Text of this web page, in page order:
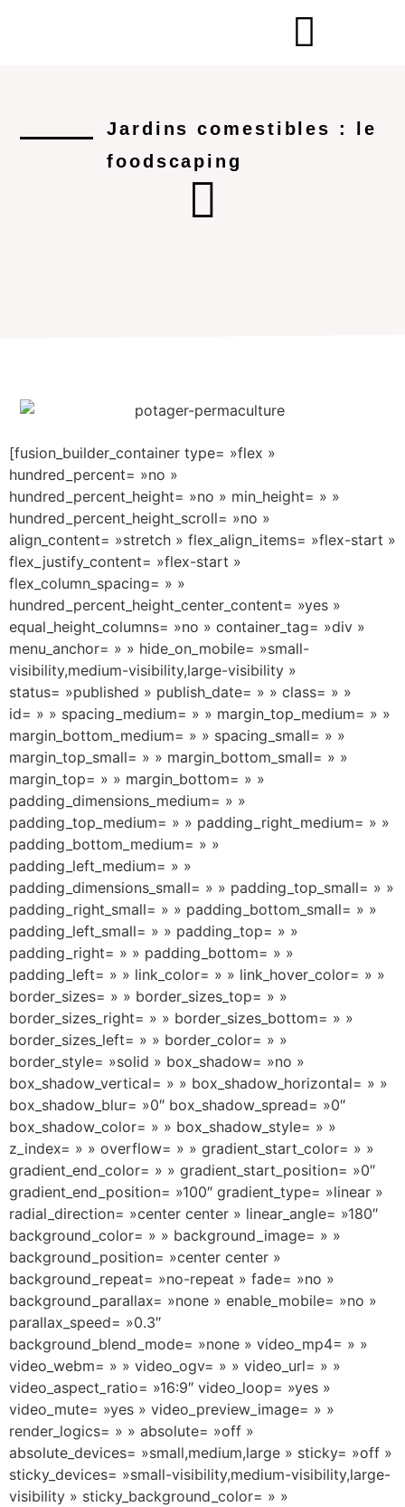
Jardins comestibles : le
foodscaping
[fusion_builder_container type= »flex »
hundred_percent= »no »
hundred_percent_height= »no » min_height= » »
hundred_percent_height_scroll= »no »
align_content= »stretch » flex_align_items= »flex-start »
flex_justify_content= »flex-start »
flex_column_spacing= » »
hundred_percent_height_center_content= »yes »
equal_height_columns= »no » container_tag= »div »
menu_anchor= » » hide_on_mobile= »small-
visibility,medium-visibility,large-visibility »
status= »published » publish_date= » » class= » »
id= » » spacing_medium= » » margin_top_medium= » »
margin_bottom_medium= » » spacing_small= » »
margin_top_small= » » margin_bottom_small= » »
margin_top= » » margin_bottom= » »
padding_dimensions_medium= » »
padding_top_medium= » » padding_right_medium= » »
padding_bottom_medium= » »
padding_left_medium= » »
padding_dimensions_small= » » padding_top_small= » »
padding_right_small= » » padding_bottom_small= » »
padding_left_small= » » padding_top= » »
padding_right= » » padding_bottom= » »
padding_left= » » link_color= » » link_hover_color= » »
border_sizes= » » border_sizes_top= » »
border_sizes_right= » » border_sizes_bottom= » »
border_sizes_left= » » border_color= » »
border_style= »solid » box_shadow= »no »
box_shadow_vertical= » » box_shadow_horizontal= » »
box_shadow_blur= »0″ box_shadow_spread= »0″
box_shadow_color= » » box_shadow_style= » »
z_index= » » overflow= » » gradient_start_color= » »
gradient_end_color= » » gradient_start_position= »0″
gradient_end_position= »100″ gradient_type= »linear »
radial_direction= »center center » linear_angle= »180″
background_color= » » background_image= » »
background_position= »center center »
background_repeat= »no-repeat » fade= »no »
background_parallax= »none » enable_mobile= »no »
parallax_speed= »0.3″
background_blend_mode= »none » video_mp4= » »
video_webm= » » video_ogv= » » video_url= » »
video_aspect_ratio= »16:9″ video_loop= »yes »
video_mute= »yes » video_preview_image= » »
render_logics= » » absolute= »off »
absolute_devices= »small,medium,large » sticky= »off »
sticky_devices= »small-visibility,medium-visibility,large-
visibility » sticky_background_color= » »